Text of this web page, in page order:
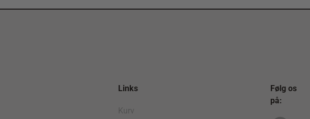
Links
Kurv
Følg os
på: